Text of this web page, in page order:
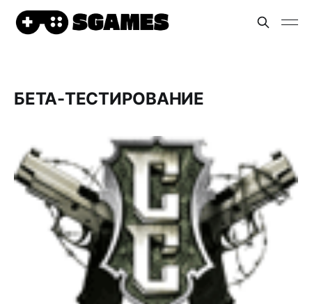
БЕТА-ТЕСТИРОВАНИЕ